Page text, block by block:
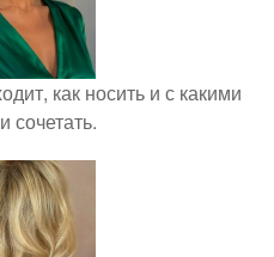
как носить и с какими
сочетать.